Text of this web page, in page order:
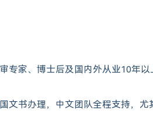
专家、博士后及国内外从业10年
文书办理，中文团队全程支持，